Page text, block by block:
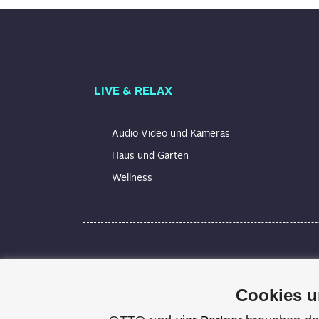
LIVE & RELAX
Audio Video und Kameras
Haus und Garten
Wellness
Technik macht Spaß und erleichtert
Bei UPDATED findest du praxisnahe
blinkt oder du bei der Einrichtung deines
Cookies